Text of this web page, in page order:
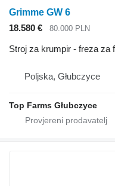
Grimme GW 6
18.580 €
80.000 PLN
Stroj za krumpir - freza za
Poljska, Głubczyce
Top Farms Głubczyce